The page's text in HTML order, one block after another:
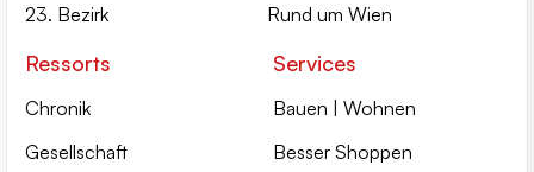
23. Bezirk
Rund um Wien
Ressorts
Chronik
Gesellschaft
Services
Bauen | Wohnen
Besser Shoppen